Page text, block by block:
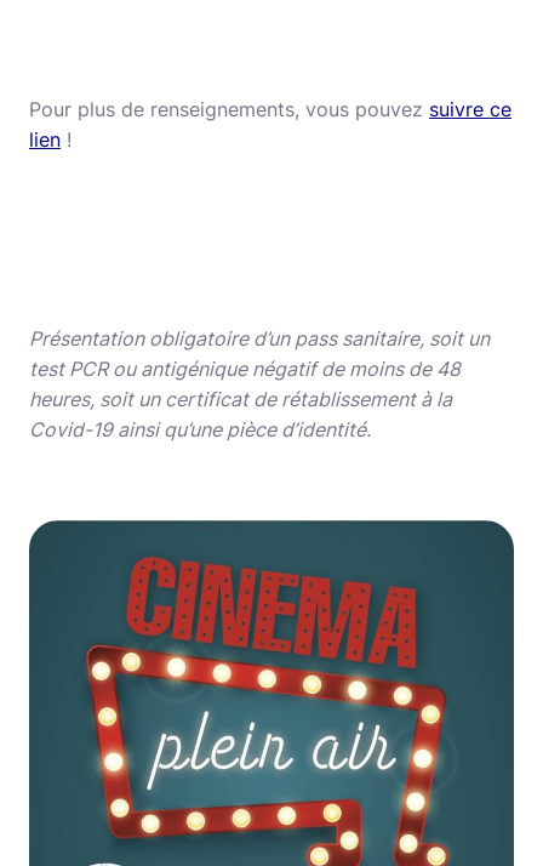
Pour plus de renseignements, vous pouvez suivre ce
lien !
Présentation obligatoire d’un pass sanitaire, soit un
test PCR ou antigénique négatif de moins de 48
heures, soit un certificat de rétablissement à la
Covid-19 ainsi qu’une pièce d’identité.